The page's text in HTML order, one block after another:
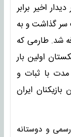
اخیر برابر
سر گذاشت و به
شد. طارمی که
ازبکستان اولین بار
مدت با ثبات و
ایران
تا امروز در ۱۰۰ بازی رسمی و دوستانه